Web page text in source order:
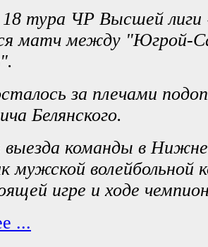
тура ЧР Высшей
матч между "Югрой-
за плечами
Белянского.
выезда команды в
мужской волейбольной
игре и ходе
...